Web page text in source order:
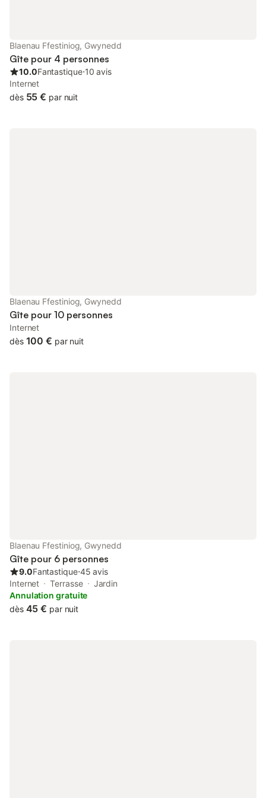
propre télévision pour des matins paresseux au lit. La première
chambre dispose de murs en briques apparentes et d'une
fenêtre Velux, tandis que la seconde chambre offre un lit
superposé
Blaenau Ffestiniog, Gwynedd
Gîte pour 4 personnes
10.0Fantastique⋅10 avis
Internet
dès 55 € par nuit
Blaenau Ffestiniog, Gwynedd
Gîte pour 10 personnes
Internet
dès 100 € par nuit
Blaenau Ffestiniog, Gwynedd
Gîte pour 6 personnes
9.0Fantastique⋅45 avis
Internet
Terrasse
Jardin
Annulation gratuite
dès 45 € par nuit